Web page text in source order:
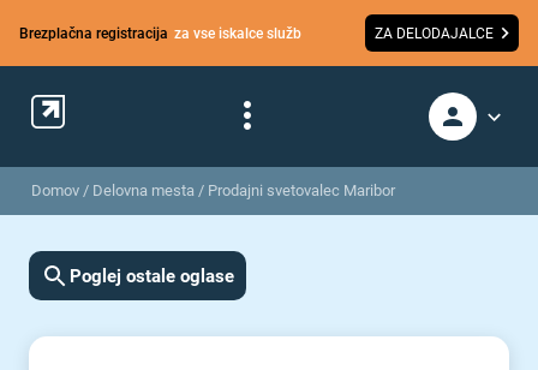
Brezplačna registracija za vse iskalce služb ZA DELODAJALCE
Domov / Delovna mesta / Prodajni svetovalec Maribor
Poglej ostale oglase